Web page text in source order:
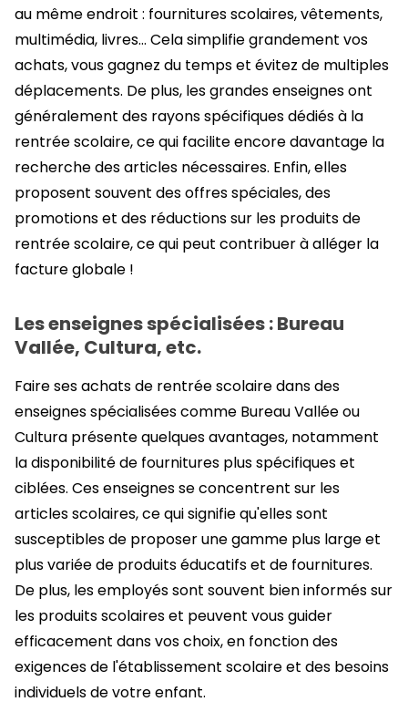
au même endroit : fournitures scolaires, vêtements,
multimédia, livres… Cela simplifie grandement vos
achats, vous gagnez du temps et évitez de multiples
déplacements. De plus, les grandes enseignes ont
généralement des rayons spécifiques dédiés à la
rentrée scolaire, ce qui facilite encore davantage la
recherche des articles nécessaires. Enfin, elles
proposent souvent des offres spéciales, des
promotions et des réductions sur les produits de
rentrée scolaire, ce qui peut contribuer à alléger la
facture globale !
Les enseignes spécialisées : Bureau
Vallée, Cultura, etc.
Faire ses achats de rentrée scolaire dans des
enseignes spécialisées comme Bureau Vallée ou
Cultura présente quelques avantages, notamment
la disponibilité de fournitures plus spécifiques et
ciblées. Ces enseignes se concentrent sur les
articles scolaires, ce qui signifie qu'elles sont
susceptibles de proposer une gamme plus large et
plus variée de produits éducatifs et de fournitures.
De plus, les employés sont souvent bien informés sur
les produits scolaires et peuvent vous guider
efficacement dans vos choix, en fonction des
exigences de l'établissement scolaire et des besoins
individuels de votre enfant.